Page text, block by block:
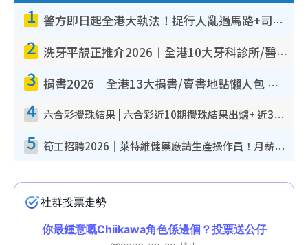
1 警方即日起全港大執法！捉行人亂過馬路+司機不專注駕駛！亂過馬路罰$2000
2 洗牙平靚正推介2026︱全港10大牙科診所/醫院懶人包 夜診至8點/鎮靜潔牙/醫療券適用
3 捐書2026︱全港13大捐書/賣書地點懶人包 二手課本最高$150＋舊書換免費咖啡/戲票
4 六合彩攪珠結果 | 六合彩近10期攪珠結果出爐+ 近30期最旺熱門中獎號碼
5 筍工招聘2026｜萊特維健藥廠請生產操作員！月薪高達$1.7萬 冷氣廠房/五天工作/保證雙糧